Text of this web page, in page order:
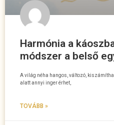
Harmónia a
módszer a belső
A világ néha hangos, változó,
alatt annyi inger érhet,
TOVÁBB »